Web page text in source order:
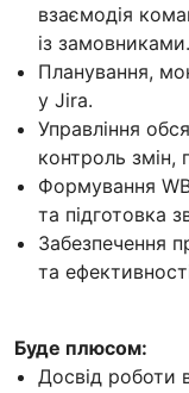
взаємодія
із замовниками.
Планування,
у Jira.
Управління
контроль змін,
Формування
та підготовка
Забезпечення
та
Буде плюсом:
Досвід роботи